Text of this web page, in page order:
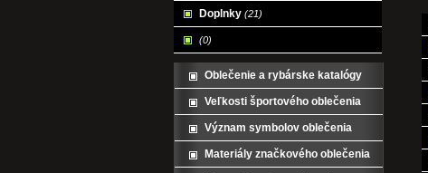
Doplnky (21)
(0)
Oblečenie a rybárske katalógy
Veľkosti športového oblečenia
Význam symbolov oblečenia
Materiály značkového oblečenia